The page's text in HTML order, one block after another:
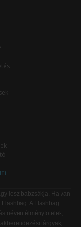
lesz babzsákja. Ha van
A Flashbag
néven élményfotelek,
tárgyak,